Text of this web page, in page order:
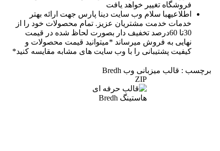
فروشگاه تغییر خواهد یافت
اطلاعیهبا سلام وب سایت دینا پارس جهت ارائه بهتر
خدمات خدمت مشتریان عزیز. تمام محصولات خود را از
30تا 60درصد تخفیف دار بصورت لحاظ شده در قیمت
نهایی به فروش میرساند *میتوانید قیمت محصولات و
کیفیت پشتیبانی را با وب سایت های مشابه مقایسه کنید*
برچسب : قالب میزبانی وب Bredh
ZIP